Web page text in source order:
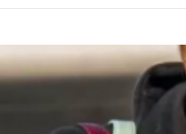
d A